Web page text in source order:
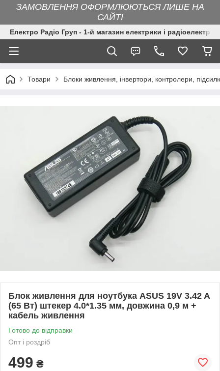
ЗАМОВЛЕННЯ ОФОРМЛЮЮТЬСЯ ЛИШЕ НА
САЙТІ
Електро Радіо Груп - 1-й магазин електрики і
Товари Блоки живлення, інвертори, контролери,
Блок живлення для ноутбука ASUS 19V 3.42 A
(65 Вт) штекер 4.0*1.35 мм, довжина 0,9 м +
кабель живлення
Готово до відправки
Опт і роздріб
499 ₴